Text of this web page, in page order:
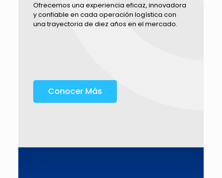
Ofrecemos una experiencia eficaz, innovadora
y confiable en cada operación logística con
una trayectoria de diez años en el mercado.
Conocer Más